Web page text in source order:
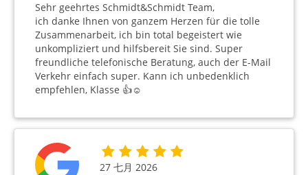
Sehr geehrtes Schmidt&Schmidt Team,
ich danke Ihnen von ganzem Herzen für die tolle
Zusammenarbeit, ich bin total begeistert wie
unkompliziert und hilfsbereit Sie sind. Super
freundliche telefonische Beratung, auch der E-Mail
Verkehr einfach super. Kann ich unbedenklich
empfehlen, Klasse 👍☺️
27 七月 2026